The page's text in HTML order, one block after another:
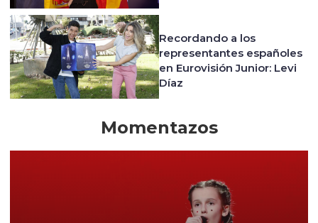
Recordando a los
representantes españoles
en Eurovisión Junior: Levi
Díaz
Momentazos